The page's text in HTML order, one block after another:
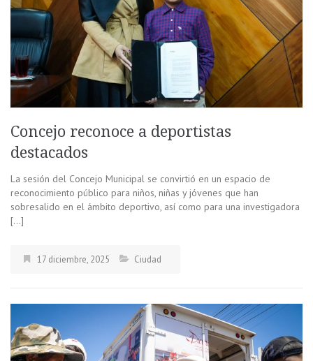
Concejo reconoce a deportistas
destacados
La sesión del Concejo Municipal se convirtió en un espacio de
reconocimiento público para niños, niñas y jóvenes que han
sobresalido en el ámbito deportivo, así como para una investigadora
[…]
17 diciembre, 2025 Ciudad